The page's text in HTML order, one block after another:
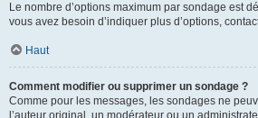
Le nombre d’options maximum par sondage est
vous avez besoin d’indiquer plus d’options,
Haut
Comment modifier ou supprimer un sondage ?
Comme pour les messages, les sondages ne
l’auteur original, un modérateur ou un